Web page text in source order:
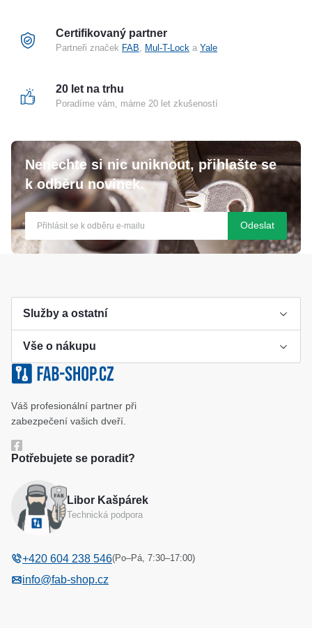
Certifikovaný partner
Partneři značek FAB Mul-T-Lock a Yale
20 let na trhu
Poradíme vám, máme 20 let zkušeností
Nenechte si nic uniknout, přihlašte se
k odběru novinek.
Odeslat
Služby a ostatní
Výroba klíče
Klíčové systémy
Katalog
Vše o nákupu
Cookies a podmínky používání
Ochrana osobních údajů
Odstoupení od kupní smlouvy
Váš profesionální partner při
zabezpečení vašich dveří.
Potřebujete se poradit?
Libor Kašpárek
Technická podpora
+420 604 238 546(Po–Pá, 7:30–17:00)
info@fab-shop.cz